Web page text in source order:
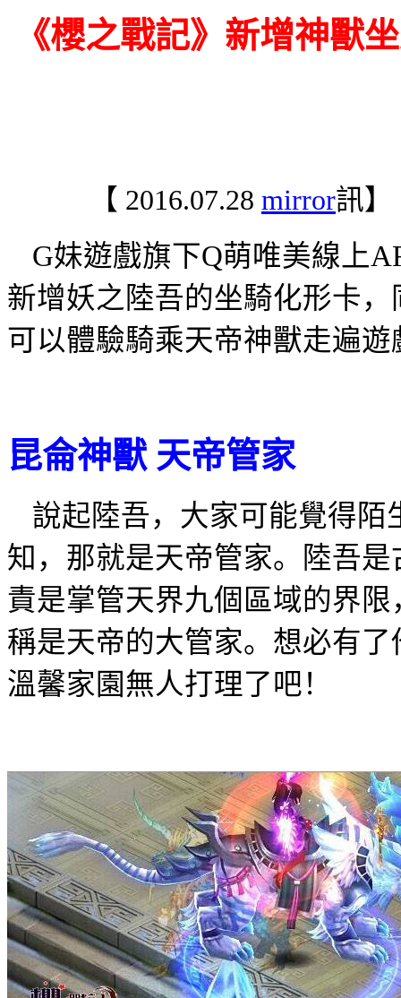
《櫻之戰記》 新增神獸
【 2016.07.28 mirror訊】
G妹遊戲旗下Q萌唯美線上
新增妖之陸吾的坐騎化形卡
可以體驗騎乘天帝神獸走遍
昆侖神獸 天帝管家
說起陸吾，大家可能覺得
知，那就是天帝管家。陸吾
責是掌管天界九個區域的界
稱是天帝的大管家。想必有
溫馨家園無人打理了吧！